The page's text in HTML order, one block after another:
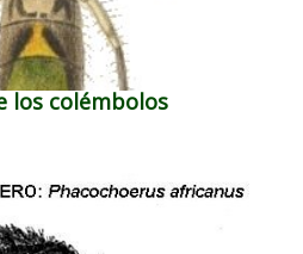
los colémbolos